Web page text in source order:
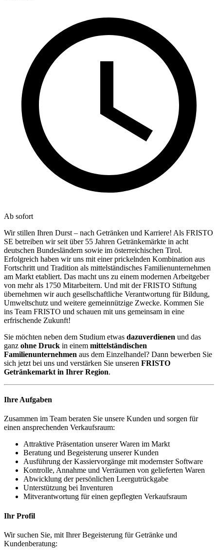
Ab sofort
Wir stillen Ihren Durst – nach Getränken und Karriere! Als FRISTO
SE betreiben wir seit über 55 Jahren Getränkemärkte in acht
deutschen Bundesländern sowie im österreichischen Tirol.
Erfolgreich haben wir uns mit einer prickelnden Kombination aus
Fortschritt und Tradition als mittelständisches Familienunternehmen
am Markt etabliert. Das macht uns zu einem modernen Arbeitgeber
von mehr als 1750 Mitarbeitern. Und mit der FRISTO Stiftung
übernehmen wir auch gesellschaftliche Verantwortung für Bildung,
Umweltschutz und weitere gemeinnützige Zwecke. Kommen Sie
ins Team FRISTO und schauen mit uns gemeinsam in eine
erfrischende Zukunft!
Sie möchten neben dem Studium etwas dazuverdienen und das
ganz ohne Druck in einem mittelständischen
Familienunternehmen aus dem Einzelhandel? Dann bewerben Sie
sich jetzt bei uns und verstärken Sie unseren FRISTO
Getränkemarkt in Ihrer Region.
Ihre Aufgaben
Zusammen im Team beraten Sie unsere Kunden und sorgen für
einen ansprechenden Verkaufsraum:
Attraktive Präsentation unserer Waren im Markt
Beratung und Begeisterung unserer Kunden
Ausführung der Kassiervorgänge mit modernster Software
Kontrolle, Annahme und Verräumen von gelieferten Waren
Abwicklung der persönlichen Leergutrückgabe
Unterstützung bei Inventuren
Mitverantwortung für einen gepflegten Verkaufsraum
Ihr Profil
Wir suchen Sie, mit Ihrer Begeisterung für Getränke und
Kundenberatung: